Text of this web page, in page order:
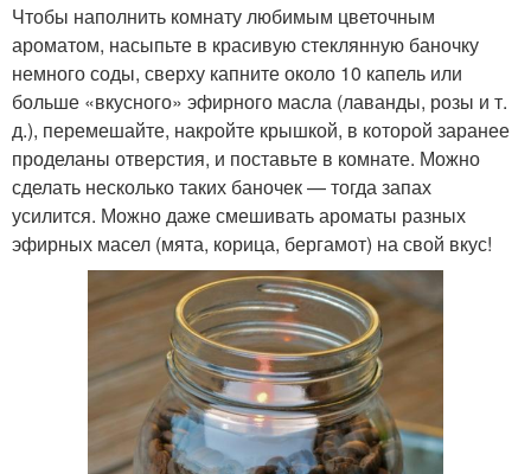
Чтобы наполнить комнату любимым цветочным
ароматом, насыпьте в красивую стеклянную баночку
немного соды, сверху капните около 10 капель или
больше «вкусного» эфирного масла (лаванды, розы и т.
д.), перемешайте, накройте крышкой, в которой заранее
проделаны отверстия, и поставьте в комнате. Можно
сделать несколько таких баночек — тогда запах
усилится. Можно даже смешивать ароматы разных
эфирных масел (мята, корица, бергамот) на свой вкус!